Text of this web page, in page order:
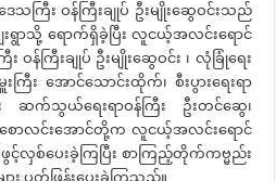
ဝန်ကြီးချုပ် ဦးမျိုးဆွေဝင်းသည်
ရွာသို့ ရောက်ရှိခဲ့ပြီး လူငယ့်အလင်းရောင်
န်ကြီးချုပ် ဦးမျိုးဆွေဝင်း ၊ လုံခြုံရေး
ကြီး အောင်သောင်းထိုက်၊ စီးပွားရေးရာ
ဆက်သွယ်ရေးရာဝန်ကြီး ဦးတင်ဆွေ၊
းစောလင်းအောင်တို့က လူငယ့်အလင်းရောင်
လှစ်ပေးခဲ့ကြပြီး စာကြည့်တိုက်ကဗ္မည်း
း ပတ်ဖြန်းပေးခဲ့ကြသည်။